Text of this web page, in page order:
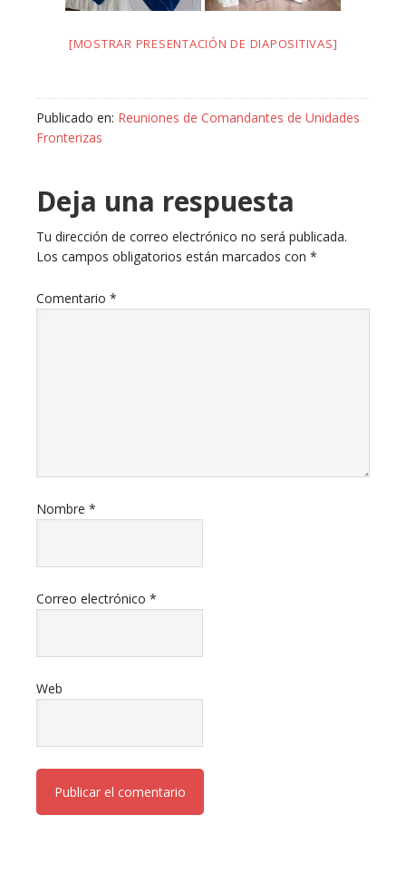
[MOSTRAR PRESENTACIÓN DE DIAPOSITIVAS]
Publicado en: Reuniones de Comandantes de Unidades
Fronterizas
Deja una respuesta
Tu dirección de correo electrónico no será publicada.
Los campos obligatorios están marcados con *
Comentario *
Nombre *
Correo electrónico *
Web